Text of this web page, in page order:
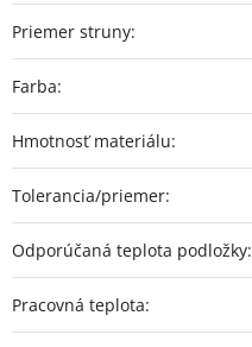
Priemer struny:
Farba:
Hmotnosť materiálu:
Tolerancia/priemer:
Odporúčaná teplota podložky:
Pracovná teplota: